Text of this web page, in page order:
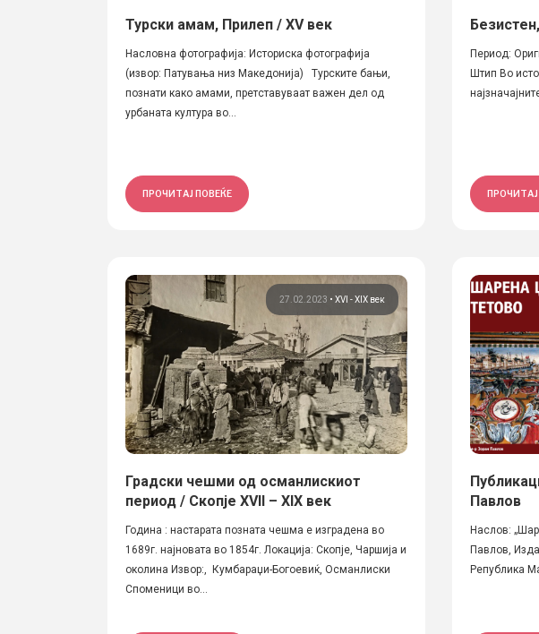
Турски амам, Прилеп / XV век
Насловна фотографија: Историска фотографија
(извор: Патувања низ Македонија) Турските бањи,
познати како амами, претставуваат важен дел од
урбаната култура во...
ПРОЧИТАЈ ПОВЕЌЕ
Период:
Штип Во
ПРОЧИТАЈ
27.02.2023 •XVI - XIX век
Градски чешми од османлискиот
период / Скопје XVII – XIX век
Година : настарата позната чешма е изградена во
1689г. најновата во 1854г. Локација: Скопје, Чаршија и
околина Извор:, Кумбараџи-Богоевиќ, Османлиски
Споменици во...
Павлов
Наслов:
Павлов,
Република